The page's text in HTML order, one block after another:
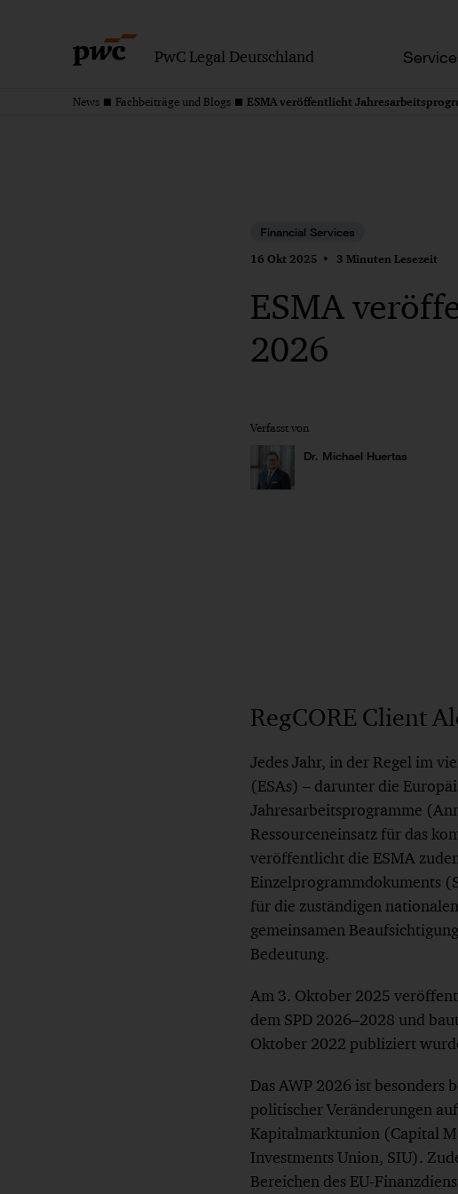
PwC Legal Deutschland
News Fachbeiträge und Blogs ESMA veröffentlicht
Financial Services
16 Okt 2025 3 Minuten Lesezeit
ESMA
2026
Verfasst von
Dr. Michael Huertas
RegCORE Client
Jedes Jahr, in der Regel im
(ESAs) – darunter die
Jahresarbeitsprogramme
Ressourceneinsatz für das
veröffentlicht die ESMA
Einzelprogrammdokuments
für die zuständigen
gemeinsamen
Bedeutung.
Am 3. Oktober 2025
dem SPD 2026–2028 und
Oktober 2022 publiziert
Das AWP 2026 ist besonders
politischer Veränderungen
Kapitalmarktunion (Capital
Investments Union, SIU).
Bereichen des EU-